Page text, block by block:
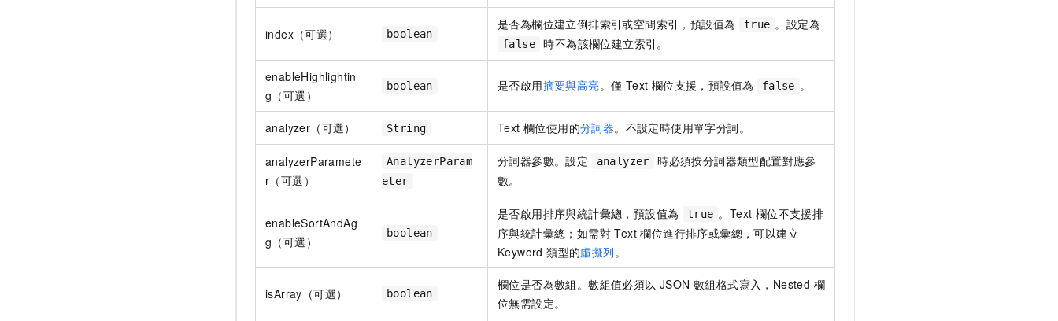
index（可選） boolean
是否為欄位建立倒排索引或空間索引，預設值為 true 。設定為
false 時不為該欄位建立索引。
enableHighlightin
g（可選）
boolean 是否啟用摘要與高亮。僅 Text 欄位支援，預設值為 false 。
analyzer（可選） String Text 欄位使用的分詞器。不設定時使用單字分詞。
analyzerParamete
r（可選）
AnalyzerParam
eter
分詞器參數。設定 analyzer
時必須按分詞器類型配置對應參
數。
enableSortAndAg
g（可選）
boolean
是否啟用排序與統計彙總，預設值為 true 。Text 欄位不支援排
序與統計彙總；如需對 Text 欄位進行排序或彙總，可以建立
Keyword 類型的虛擬列 。
isArray（可選） boolean
欄位是否為數組。數組值必須以 JSON 數組格式寫入，Nested 欄
位無需設定。